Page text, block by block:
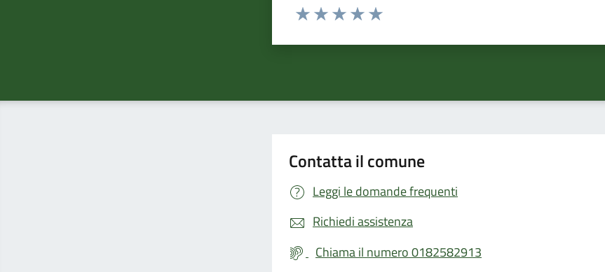
Valuta da 1 a 5 stelle la pagina
Contatta il comune
Leggi le domande frequenti
Richiedi assistenza
Chiama il numero 0182582913